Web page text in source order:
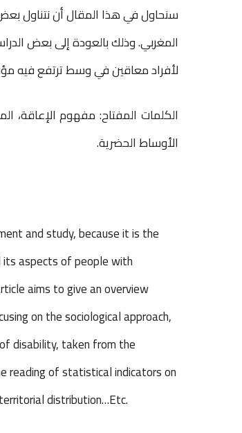
سنحاول في هذا المقال أن نتناول
المغربي. وذلك بالعودة إلى بعض
لأفراد معاقين في وسط ترتفع فيه
الكلمات المفتاح: مفهوم الإعاقة،
الأوساط الحضرية.
and study, because it is the
aspects of people with
aims to give an overview
on the sociological approach,
disability, taken from the
reading of statistical indicators on
distribution…Etc.